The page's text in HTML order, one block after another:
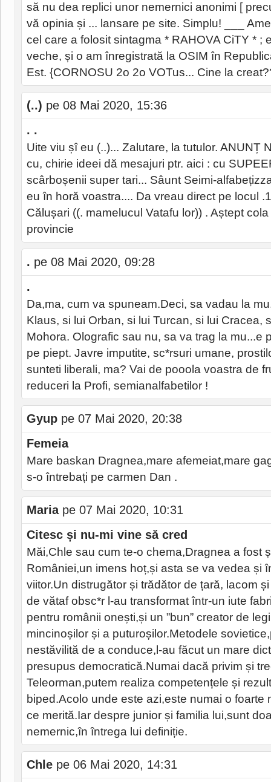
să nu dea replici unor nemernici anonimi [
vă opinia și ... lansare pe site. Simplu! ___
cel care a folosit sintagma * RAHOVA CiTY * ;
veche, și o am înregistrată la OSIM în
Est. {CORNOSU 2o 2o VOTus... Cine la
(..) pe 08 Mai 2020, 15:36
. .
Uite viu șî eu (..)... Zalutare, la tutulor. ANUNȚ
cu, chirie ideei dă mesajuri ptr. aici : cu
scârboșenii super tari... Sâunt Seimi-
eu în horă voastra.... Da vreau direct pe locul
Călușari ((. mamelucul Vatafu lor)) . Aștept
provincie
. pe 08 Mai 2020, 09:28
.
Da,ma, cum va spuneam.Deci, sa vadau la
Klaus, si lui Orban, si lui Turcan, si lui Cracea,
Mohora. Olografic sau nu, sa va trag la mu...e
pe piept. Javre imputite, sc*rsuri umane,
sunteti liberali, ma? Vai de pooola voastra de
reduceri la Profi, semianalfabetilor !
Gyup pe 07 Mai 2020, 20:38
Femeia
Mare baskan Dragnea,mare afemeiat,mare
s-o întrebați pe carmen Dan .
Mariape 07 Mai 2020, 10:31
Citesc și nu-mi vine să cred
Măi,Chle sau cum te-o chema,Dragnea a fost
României,un imens hoț,și asta se va vedea și
viitor.Un distrugător și trădător de țară, lacom
de vătaf obsc*r l-au transformat într-un iute
pentru românii onești,și un ”bun” creator de
mincinoșilor și a puturoșilor.Metodele
nestăvilită de a conduce,l-au făcut un mare
presupus democratică.Numai dacă privim și
Teleorman,putem realiza competențele și
biped.Acolo unde este azi,este numai o foarte
ce merită.Iar despre junior și familia lui,sunt
nemernic,în întrega lui definiție.
Chle pe 06 Mai 2020, 14:31